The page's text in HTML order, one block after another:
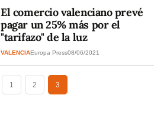
El comercio valenciano prevé
pagar un 25% más por el
"tarifazo" de la luz
VALENCIAEuropa Press08/06/2021
1 2 3